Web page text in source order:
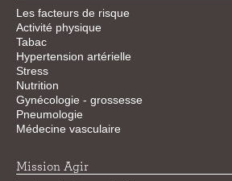
Les facteurs de risque
Activité physique
Tabac
Hypertension artérielle
Stress
Nutrition
Gynécologie - grossesse
Pneumologie
Médecine vasculaire
Mission Agir